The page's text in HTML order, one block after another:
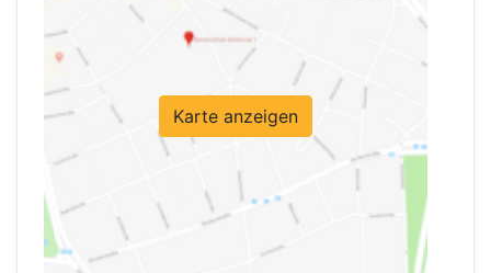
Karte anzeigen